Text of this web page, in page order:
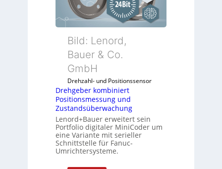
Bild: Lenord,
Bauer & Co.
GmbH
Drehzahl- und Positionssensor
Drehgeber kombiniert
Positionsmessung und
Zustandsüberwachung
Lenord+Bauer erweitert sein
Portfolio digitaler MiniCoder um
eine Variante mit serieller
Schnittstelle für Fanuc-
Umrichtersysteme.